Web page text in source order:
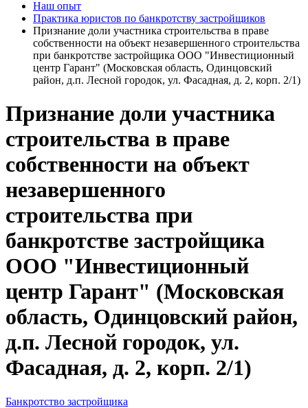
Наш опыт
Практика юристов по банкротству застройщиков
Признание доли участника строительства в праве
собственности на объект незавершенного строительства
при банкротстве застройщика ООО "Инвестиционный
центр Гарант" (Московская область, Одинцовский
район, д.п. Лесной городок, ул. Фасадная, д. 2, корп. 2/1)
Признание доли участника
строительства в праве
собственности на объект
незавершенного
строительства при
банкротстве застройщика
ООО "Инвестиционный
центр Гарант" (Московская
область, Одинцовский район,
д.п. Лесной городок, ул.
Фасадная, д. 2, корп. 2/1)
Банкротство застройщика